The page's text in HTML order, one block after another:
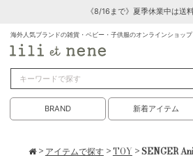
《8/16まで》夏季休業中は送
海外人気ブランドの雑貨・ベビー・子供服のオンラインショップ
BRAND 新着アイテム
> アイテムで探す>TOY > SENGER